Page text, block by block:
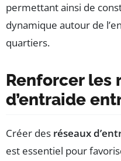
permettant ainsi de
dynamique autour de
quartiers.
Renforcer les
d’entraide
Créer des réseaux
est essentiel pour